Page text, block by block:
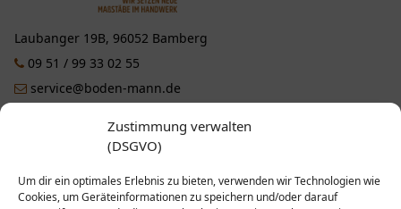
Zustimmung verwalten
(DSGVO)
Um dir ein optimales Erlebnis zu bieten, verwenden wir Technologien wie
Cookies, um Geräteinformationen zu speichern und/oder darauf
Laubanger 19B, 96052 Bamberg
09 51 / 99 33 02 55
service@boden-mann.de
Instagram
YouTube
Pinterest
LEISTUNGEN